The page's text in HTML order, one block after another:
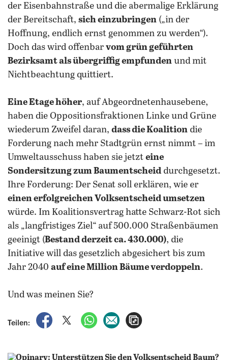
der Eisenbahnstraße und die abermalige Erklärung
der Bereitschaft, sich einzubringen („in der
Hoffnung, endlich ernst genommen zu werden“).
Doch das wird offenbar vom grün geführten
Bezirksamt als übergriffig empfunden und mit
Nichtbeachtung quittiert.
Eine Etage höher, auf Abgeordnetenhausebene,
haben die Oppositionsfraktionen Linke und Grüne
wiederum Zweifel daran, dass die Koalition die
Forderung nach mehr Stadtgrün ernst nimmt – im
Umweltausschuss haben sie jetzt eine
Sondersitzung zum Baumentscheid durchgesetzt.
Ihre Forderung: Der Senat soll erklären, wie er
einen erfolgreichen Volksentscheid umsetzen
würde. Im Koalitionsvertrag hatte Schwarz-Rot sich
als „langfristiges Ziel“ auf 500.000 Straßenbäumen
geeinigt (Bestand derzeit ca. 430.000), die
Initiative will das gesetzlich abgesichert bis zum
Jahr 2040 auf eine Million Bäume verdoppeln.
Und was meinen Sie?
Teilen:
auf Facebook teilen
auf X teilenper WhatsApp teilen
per E-Mail teilen